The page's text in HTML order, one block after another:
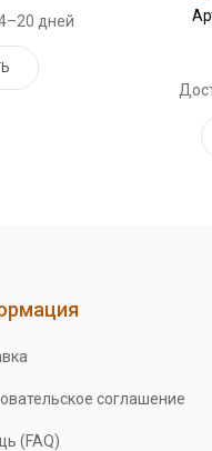
дней
соглашение
(FAQ)